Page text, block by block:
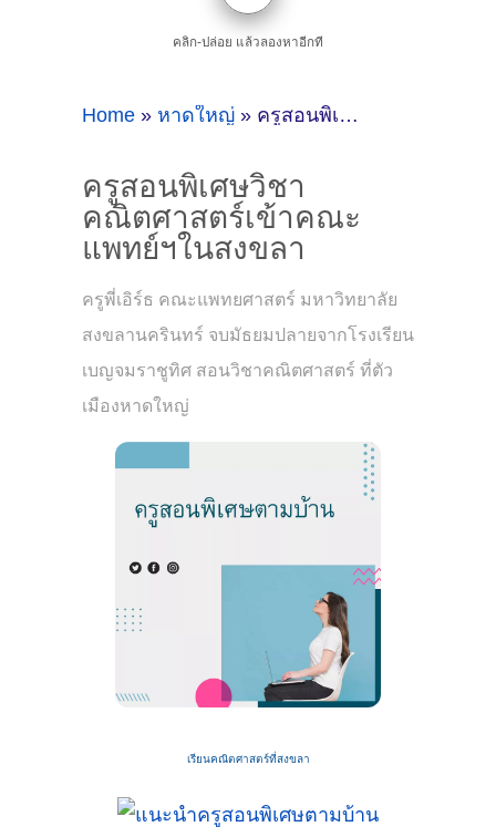
คลิก-ปล่อย แล้วลองหาอีกที
Home » หาดใหญ่ » ครูสอนพิเศษวิชาคณิตศาสตร์เข้าคณะแพทย์ฯในสงขลา
ครูสอนพิเศษวิชา
คณิตศาสตร์เข้าคณะ
แพทย์ฯในสงขลา
ครูพี่เอิร์ธ คณะแพทยศาสตร์ มหาวิทยาลัย
สงขลานครินทร์ จบมัธยมปลายจากโรงเรียน
เบญจมราชูทิศ สอนวิชาคณิตศาสตร์ ที่ตัว
เมืองหาดใหญ่
เรียนคณิตศาสตร์ที่สงขลา